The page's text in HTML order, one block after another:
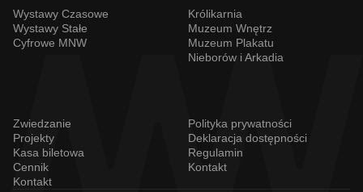
Wystawy Czasowe
Wystawy Stałe
Cyfrowe MNW
Królikarnia
Muzeum Wnętrz
Muzeum Plakatu
Nieborów i Arkadia
Zwiedzanie
Projekty
Kasa biletowa
Cennik
Kontakt
Polityka prywatności
Deklaracja dostępności
Regulamin
Kontakt